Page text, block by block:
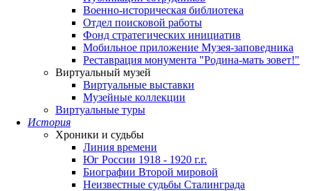
Военно-историческая библиотека
Отдел поисковой работы
Фонд стратегических инициатив
Мобильное приложение Музея-заповедника
Реставрация монумента "Родина-мать зовет!"
Виртуальный музей
Виртуальные выставки
Музейные коллекции
Виртуальные туры
История
Хроники и судьбы
Линия времени
Юг России 1918 - 1920 г.г.
Биографии Второй мировой
Неизвестные судьбы Сталинграда